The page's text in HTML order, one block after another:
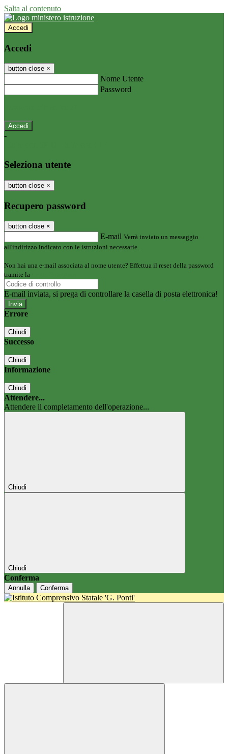
Salta al contenuto
Accedi
Accedi
button close ×
Nome Utente
Password
-
Seleziona utente
button close ×
Recupero password
button close ×
E-mail Verrà inviato un messaggio
all'indirizzo indicato con le istruzioni necessarie.
Non hai una e-mail associata al nome utente? Effettua il reset della password
tramite la
E-mail inviata, si prega di controllare la casella di posta elettronica!
Errore
Chiudi
Successo
Chiudi
Informazione
Chiudi
Attendere...
Attendere il completamento dell'operazione...
Chiudi
Chiudi
Conferma
Annulla Conferma